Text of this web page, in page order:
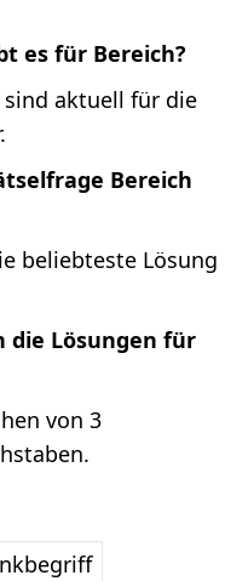
es für Bereich?
sind aktuell für die
Bereich
beliebteste Lösung
die Lösungen für
von 3